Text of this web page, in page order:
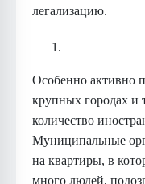
легализацию.
Особенно активно
крупных городах и
количество
Муниципальные
на квартиры, в
много людей,